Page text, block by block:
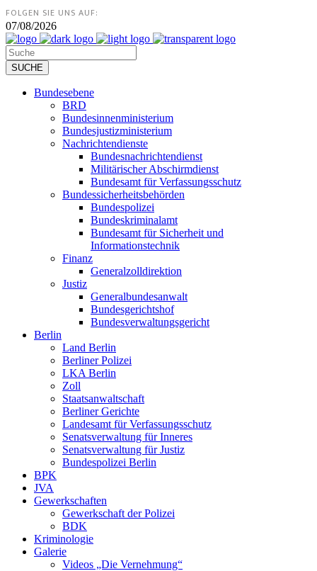
FOLGEN SIE UNS AUF:
07/08/2026
Bundesebene
BRD
Bundesinnenministerium
Bundesjustizministerium
Nachrichtendienste
Bundesnachrichtendienst
Militärischer Abschirmdienst
Bundesamt für Verfassungsschutz
Bundessicherheitsbehörden
Bundespolizei
Bundeskriminalamt
Bundesamt für Sicherheit und
Informationstechnik
Finanz
Generalzolldirektion
Justiz
Generalbundesanwalt
Bundesgerichtshof
Bundesverwaltungsgericht
Berlin
Land Berlin
Berliner Polizei
LKA Berlin
Zoll
Staatsanwaltschaft
Berliner Gerichte
Landesamt für Verfassungsschutz
Senatsverwaltung für Inneres
Senatsverwaltung für Justiz
Bundespolizei Berlin
BPK
JVA
Gewerkschaften
Gewerkschaft der Polizei
BDK
Kriminologie
Galerie
Videos „Die Vernehmung“